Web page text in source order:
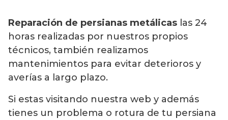
Reparación de persianas metálicas las 24
horas realizadas por nuestros propios
técnicos, también realizamos
mantenimientos para evitar deterioros y
averías a largo plazo.
Si estas visitando nuestra web y además
tienes un problema o rotura de tu persiana